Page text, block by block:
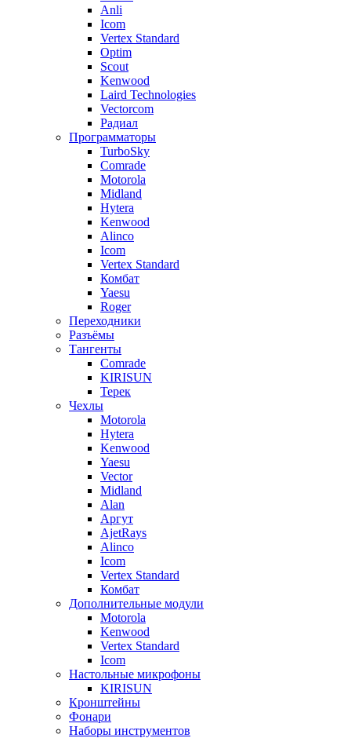
Anli
Icom
Vertex Standard
Optim
Scout
Kenwood
Laird Technologies
Vectorcom
Радиал
Программаторы
TurboSky
Comrade
Motorola
Midland
Hytera
Kenwood
Alinco
Icom
Vertex Standard
Комбат
Yaesu
Roger
Переходники
Разъёмы
Тангенты
Comrade
KIRISUN
Терек
Чехлы
Motorola
Hytera
Kenwood
Yaesu
Vector
Midland
Alan
Аргут
AjetRays
Alinco
Icom
Vertex Standard
Комбат
Дополнительные модули
Motorola
Kenwood
Vertex Standard
Icom
Настольные микрофоны
KIRISUN
Кронштейны
Фонари
Наборы инструментов